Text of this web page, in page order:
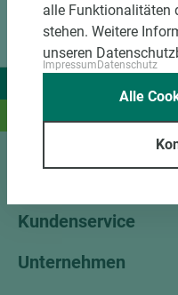
Kundenservice
Unternehmen
alle Funktionalitäten
stehen. Weitere
unseren
ImpressumDatenschutz
Alle